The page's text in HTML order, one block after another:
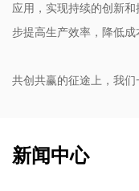
应用，实现持续的创新
步提高生产效率，降低成
共创共赢的征途上，我们
新闻中心